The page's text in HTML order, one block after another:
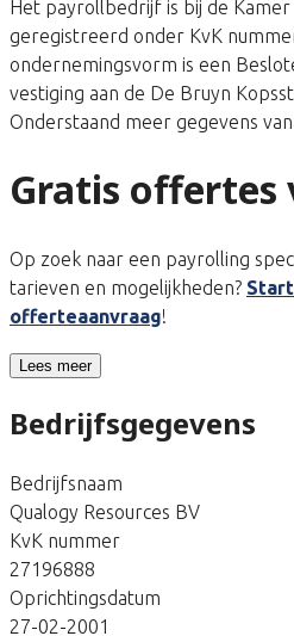
Het payrollbedrijf is bij de Kamer
geregistreerd onder KvK
ondernemingsvorm is een
vestiging aan de De Bruyn
Onderstaand meer gegevens
Gratis offertes
Op zoek naar een payrolling
tarieven en mogelijkheden?
offerteaanvraag!
Lees meer
Bedrijfsgegevens
Bedrijfsnaam
Qualogy Resources BV
KvK nummer
27196888
Oprichtingsdatum
27-02-2001